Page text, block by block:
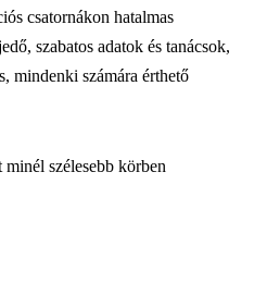
csatornákon hatalmas
szabatos adatok és tanácsok,
mindenki számára érthető
szélesebb körben